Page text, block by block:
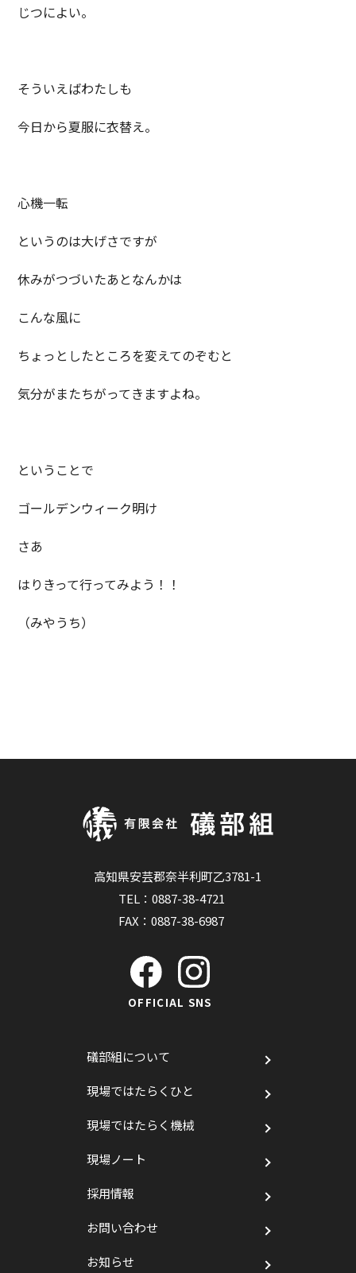
じつによい。
そういえばわたしも
今日から夏服に衣替え。
心機一転
というのは大げさですが
休みがつづいたあとなんかは
こんな風に
ちょっとしたところを変えてのぞむと
気分がまたちがってきますよね。
ということで
ゴールデンウィーク明け
さあ
はりきって行ってみよう！！
（みやうち）
高知県安芸郡奈半利町乙3781-1
TEL：0887-38-4721
FAX：0887-38-6987
OFFICIAL SNS
礒部組について
現場ではたらくひと
現場ではたらく機械
現場ノート
採用情報
お問い合わせ
お知らせ